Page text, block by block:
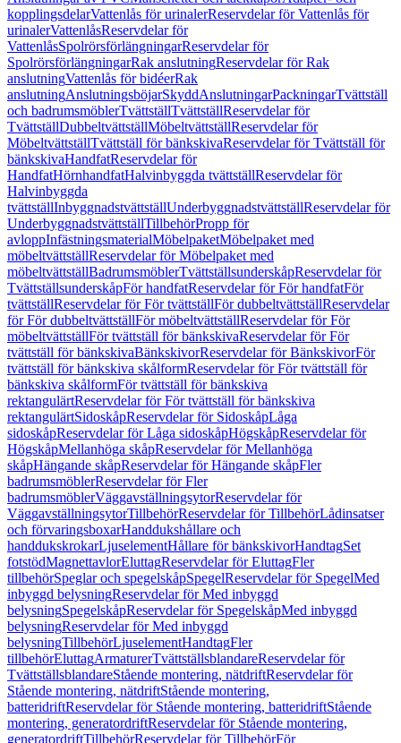
kopplingsdelarVattenlås för urinalerReservdelar för Vattenlås för
urinalerVattenlåsReservdelar för
VattenlåsSpolrörsförlängningarReservdelar för
SpolrörsförlängningarRak anslutningReservdelar för Rak
anslutningVattenlås för bidéerRak
anslutningAnslutningsböjarSkyddAnslutningarPackningarTvättställ
och badrumsmöblerTvättställTvättställReservdelar för
TvättställDubbeltvättställMöbeltvättställReservdelar för
MöbeltvättställTvättställ för bänkskivaReservdelar för Tvättställ för
bänkskivaHandfatReservdelar för
HandfatHörnhandfatHalvinbyggda tvättställReservdelar för
Halvinbyggda
tvättställInbyggnadstvättställUnderbyggnadstvättställReservdelar för
UnderbyggnadstvättställTillbehörPropp för
avloppInfästningsmaterialMöbelpaketMöbelpaket med
möbeltvättställReservdelar för Möbelpaket med
möbeltvättställBadrumsmöblerTvättställsunderskåpReservdelar för
TvättställsunderskåpFör handfatReservdelar för För handfatFör
tvättställReservdelar för För tvättställFör dubbeltvättställReservdelar
för För dubbeltvättställFör möbeltvättställReservdelar för För
möbeltvättställFör tvättställ för bänkskivaReservdelar för För
tvättställ för bänkskivaBänkskivorReservdelar för BänkskivorFör
tvättställ för bänkskiva skålformReservdelar för För tvättställ för
bänkskiva skålformFör tvättställ för bänkskiva
rektangulärtReservdelar för För tvättställ för bänkskiva
rektangulärtSidoskåpReservdelar för SidoskåpLåga
sidoskåpReservdelar för Låga sidoskåpHögskåpReservdelar för
HögskåpMellanhöga skåpReservdelar för Mellanhöga
skåpHängande skåpReservdelar för Hängande skåpFler
badrumsmöblerReservdelar för Fler
badrumsmöblerVäggavställningsytorReservdelar för
VäggavställningsytorTillbehörReservdelar för TillbehörLådinsatser
och förvaringsboxarHanddukshållare och
handdukskrokarLjuselementHållare för bänkskivorHandtagSet
fotstödMagnettavlorEluttagReservdelar för EluttagFler
tillbehörSpeglar och spegelskåpSpegelReservdelar för SpegelMed
inbyggd belysningReservdelar för Med inbyggd
belysningSpegelskåpReservdelar för SpegelskåpMed inbyggd
belysningReservdelar för Med inbyggd
belysningTillbehörLjuselementHandtagFler
tillbehörEluttagArmaturerTvättställsblandareReservdelar för
TvättställsblandareStående montering, nätdriftReservdelar för
Stående montering, nätdriftStående montering,
batteridriftReservdelar för Stående montering, batteridriftStående
montering, generatordriftReservdelar för Stående montering,
generatordriftTillbehörReservdelar för TillbehörFör